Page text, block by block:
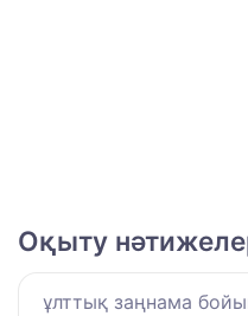
Оқыту
ұлттық заңнама